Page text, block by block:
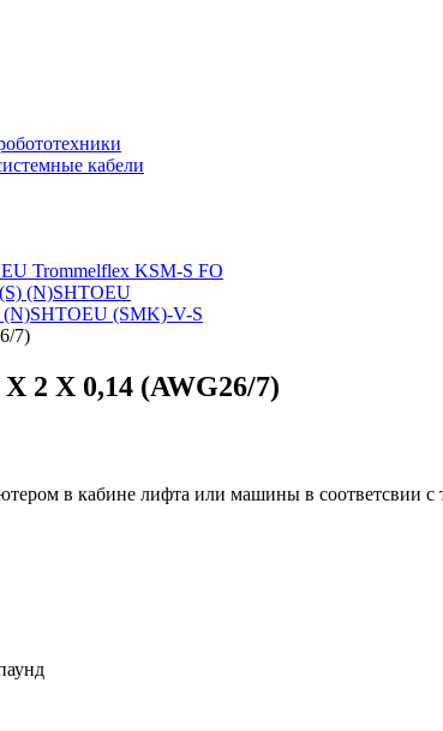
кабели
Trommelflex KSM-S FO
(N)SHTOEU
(N)SHTOEU (SMK)-V-S
2 X 0,14 (AWG26/7)
в кабине лифта или машины в соответсвии с